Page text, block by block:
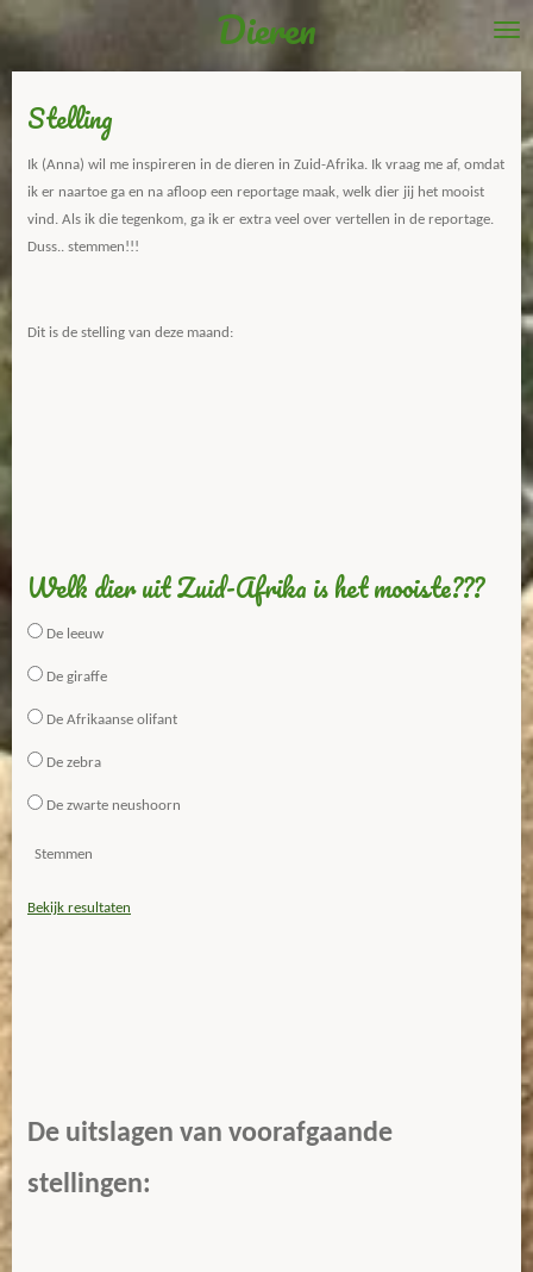
hoofdinhoud
Dieren
Stelling
Ik (Anna) wil me inspireren in de dieren in Zuid-Afrika. Ik vraag me af, omdat
ik er naartoe ga en na afloop een reportage maak, welk dier jij het mooist
vind. Als ik die tegenkom, ga ik er extra veel over vertellen in de reportage.
Duss.. stemmen!!!
Dit is de stelling van deze maand:
Welk dier uit Zuid-Afrika is het mooiste???
De leeuw
De giraffe
De Afrikaanse olifant
De zebra
De zwarte neushoorn
Stemmen
Bekijk resultaten
De uitslagen van voorafgaande
stellingen: